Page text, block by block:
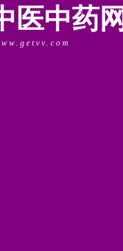
医中药网